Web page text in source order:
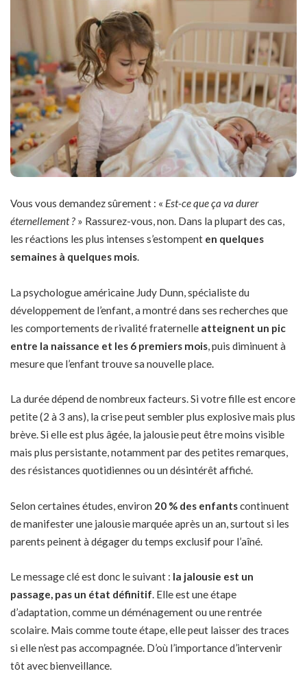
Vous vous demandez sûrement : « Est-ce que ça va durer
éternellement ? » Rassurez-vous, non. Dans la plupart des cas,
les réactions les plus intenses s’estompent en quelques
semaines à quelques mois.
La psychologue américaine Judy Dunn, spécialiste du
développement de l’enfant, a montré dans ses recherches que
les comportements de rivalité fraternelle atteignent un pic
entre la naissance et les 6 premiers mois, puis diminuent à
mesure que l’enfant trouve sa nouvelle place.
La durée dépend de nombreux facteurs. Si votre fille est encore
petite (2 à 3 ans), la crise peut sembler plus explosive mais plus
brève. Si elle est plus âgée, la jalousie peut être moins visible
mais plus persistante, notamment par des petites remarques,
des résistances quotidiennes ou un désintérêt affiché.
Selon certaines études, environ 20 % des enfantscontinuent
de manifester une jalousie marquée après un an, surtout si les
parents peinent à dégager du temps exclusif pour l’aîné.
Le message clé est donc le suivant : la jalousie est un
passage, pas un état définitif. Elle est une étape
d’adaptation, comme un déménagement ou une rentrée
scolaire. Mais comme toute étape, elle peut laisser des traces
si elle n’est pas accompagnée. D’où l’importance d’intervenir
tôt avec bienveillance.